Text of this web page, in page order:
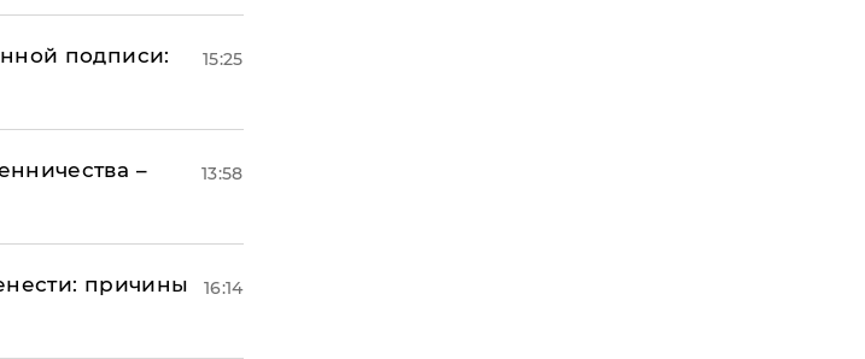
подписи:
15:25
–
13:58
причины
16:14